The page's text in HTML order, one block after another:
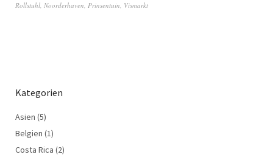
Rollstuhl, Noorderhaven, Prinsentuin, Vismarkt
Kategorien
Asien (5)
Belgien (1)
Costa Rica (2)